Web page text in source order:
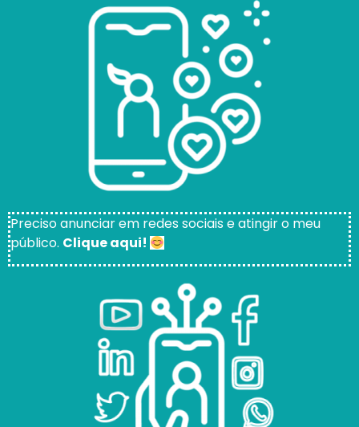
Preciso anunciar em redes sociais e atingir o meu
público. Clique aqui!